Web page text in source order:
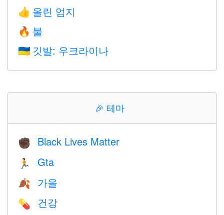
👍 올린 엄지
🔥 불
🇺🇦 깃발: 우크라이나
🎉 테마
✊🏿 Black Lives Matter
🏃 Gta
🍂 가을
💊 건강